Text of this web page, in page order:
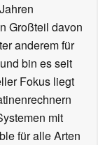
Großteil davon
anderem für
bin es seit
Fokus liegt
mit
für alle Arten